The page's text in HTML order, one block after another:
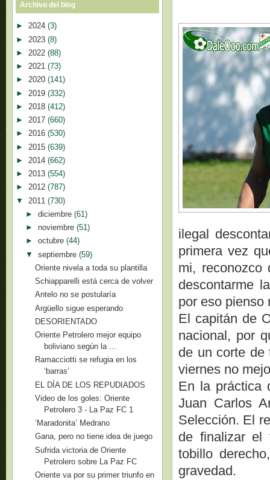
ilegal
primera vez
mi, reconozco
descontarme
por eso pienso
El capitán de
nacional, por
de un corte de
viernes no
En la práctica
Juan Carlos
Selección. El
de finalizar el
tobillo
gravedad.
Archivo del blog
► 2024 (3)
► 2023 (8)
► 2022 (88)
► 2021 (73)
► 2020 (141)
► 2019 (332)
► 2018 (412)
► 2017 (660)
► 2016 (530)
► 2015 (639)
► 2014 (662)
► 2013 (554)
► 2012 (787)
▼ 2011 (730)
► diciembre (61)
► noviembre (51)
► octubre (44)
▼ septiembre (59)
Oriente nivela a toda su plantilla
Schiapparelli está cerca de volver
Antelo no se postularía
Argüello sigue esperando
DESORIENTADO
Oriente Petrolero mejor equipo
boliviano según la ...
Ramacciotti se refugia en los
‘barras’
EL DÍA DE LOS REPUDIADOS
Video de los goles: Oriente
Petrolero 3 - La Paz FC 1
‘Maradonita’ Medrano
Gana, pero no tiene idea de juego
Sufrida victoria de Oriente
Petrolero sobre La Paz FC
Oriente va por su primer triunfo en